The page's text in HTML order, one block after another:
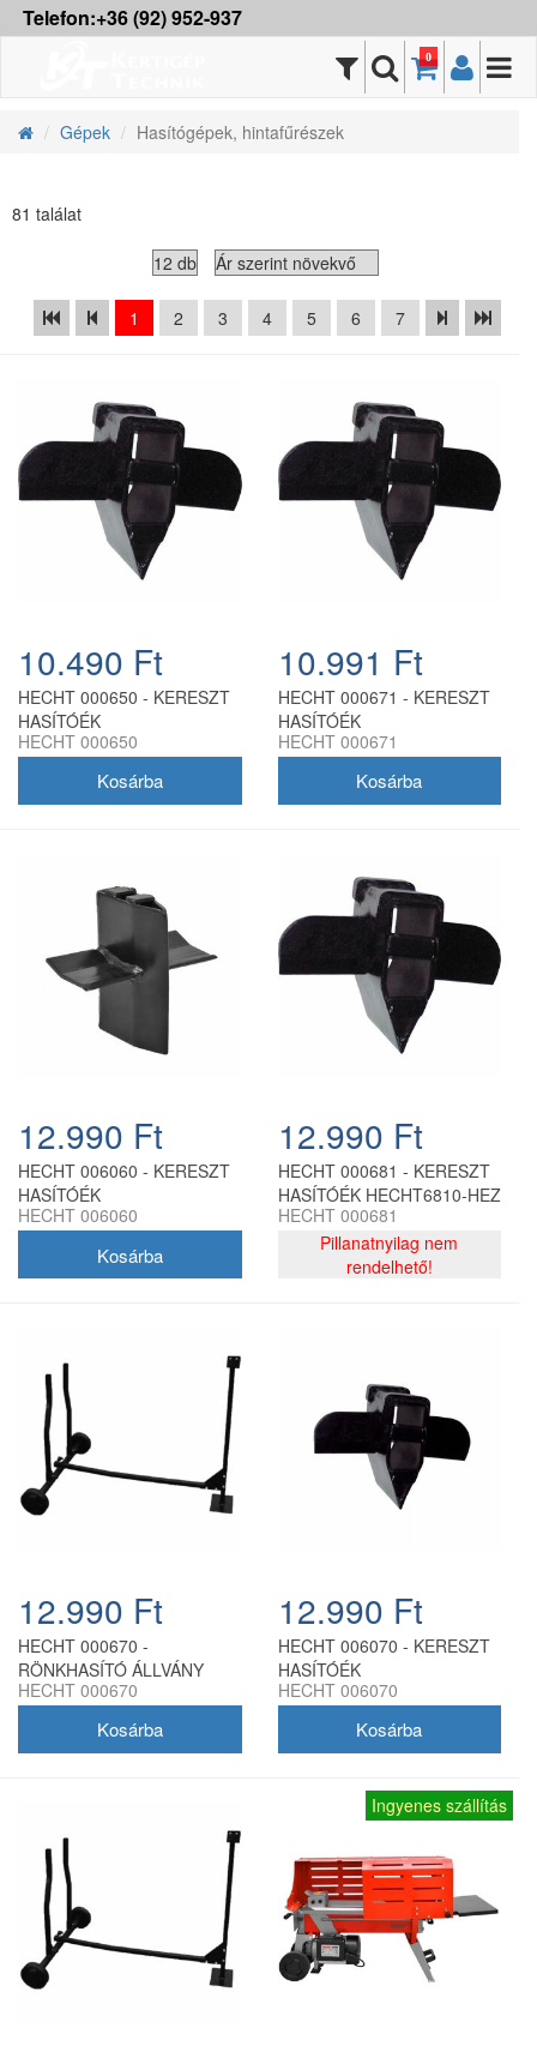
Telefon:+36 (92) 952-937
0
Gépek Hasítógépek, hintafűrészek
81 találat
1 2 3 4 5 6 7
10.490 Ft
HECHT 000650 - KERESZT
HASÍTÓÉK
HECHT 000650
10.991 Ft
HECHT 000671 - KERESZT
HASÍTÓÉK
HECHT 000671
12.990 Ft
HECHT 006060 - KERESZT
HASÍTÓÉK
HECHT 006060
12.990 Ft
HECHT 000681 - KERESZT
HASÍTÓÉK HECHT6810-HEZ
HECHT 000681
Pillanatnyilag nem
rendelhető!
12.990 Ft
HECHT 000670 -
RÖNKHASÍTÓ ÁLLVÁNY
HECHT 670-HEZ
HECHT 000670
12.990 Ft
HECHT 006070 - KERESZT
HASÍTÓÉK
HECHT 006070
Ingyenes szállítás